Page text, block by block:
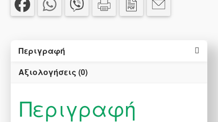
ποσότητα
Περιγραφή
Αξιολογήσεις (0)
Περιγραφή